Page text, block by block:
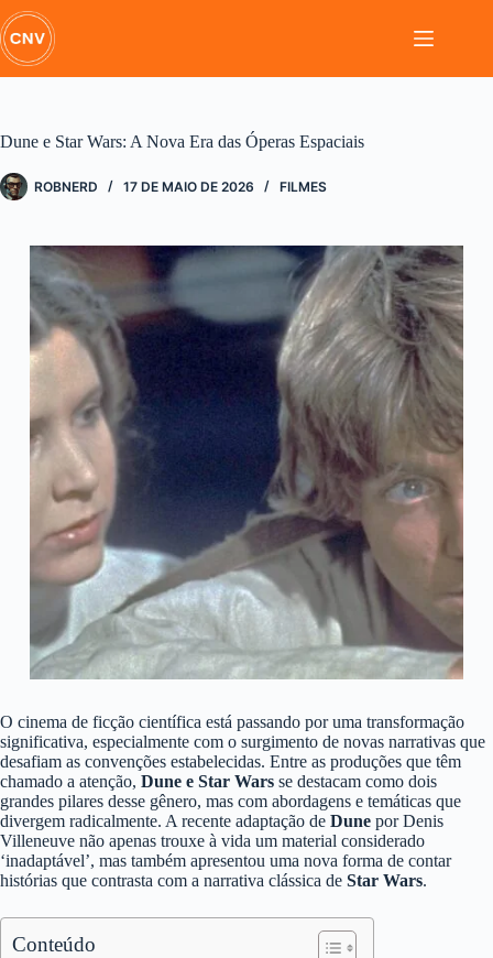
Pular
para
o
conteúdo
Dune e Star Wars: A Nova Era das Óperas Espaciais
ROBNERD 17 DE MAIO DE 2026 FILMES
O cinema de ficção científica está passando por uma transformação
significativa, especialmente com o surgimento de novas narrativas que
desafiam as convenções estabelecidas. Entre as produções que têm
chamado a atenção, Dune e Star Wars se destacam como dois
grandes pilares desse gênero, mas com abordagens e temáticas que
divergem radicalmente. A recente adaptação de Dune por Denis
Villeneuve não apenas trouxe à vida um material considerado
‘inadaptável’, mas também apresentou uma nova forma de contar
histórias que contrasta com a narrativa clássica de Star Wars.
Conteúdo